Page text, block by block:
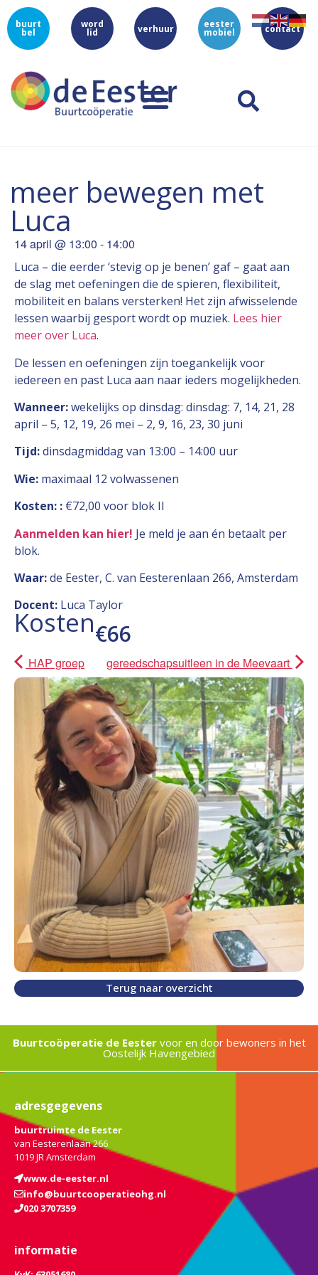
buurt
bel
word
lid verhuur eester
mobiel contact
Terug naar overzicht
meer bewegen met
Luca
14 april @ 13:00 - 14:00
Luca – die eerder ‘stevig op je benen’ gaf – gaat aan
de slag met oefeningen die de spieren, flexibiliteit,
mobiliteit en balans versterken! Het zijn afwisselende
lessen waarbij gesport wordt op muziek. Lees hier
meer over Luca.
De lessen en oefeningen zijn toegankelijk voor
iedereen en past Luca aan naar ieders mogelijkheden.
Wanneer:wekelijks op dinsdag: dinsdag: 7, 14, 21, 28
april – 5, 12, 19, 26 mei – 2, 9, 16, 23, 30 juni
Tijd:dinsdagmiddag van 13:00 – 14:00 uur
Wie: maximaal 12 volwassenen
Kosten: : €72,00 voor blok II
Aanmelden kan hier! Je meld je aan én betaalt per
blok.
Waar:de Eester, C. van Eesterenlaan 266, Amsterdam
Docent: Luca Taylor
Kosten€66
HAP groep gereedschapsuitleen in de Meevaart
Buurtcoöperatie de Eestervoor en door bewoners in het
Oostelijk Havengebied
adresgegevens
buurtruimte de Eester
van Eesterenlaan 266
1019 JR Amsterdam
www.de-eester.nl
info@buurtcooperatieohg.nl
020 3707359
informatie